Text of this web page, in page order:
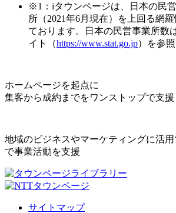
※1：iタウンページは、日本の民
所（2021年6月現在）を上回る網
ております。日本の民営事業所数
イト（https://www.stat.go.jp）を参照
ホームページを起点に
集客から成約までをワンストップで支援
地域のビジネスやマーケティングに活
で事業活動を支援
サイトマップ